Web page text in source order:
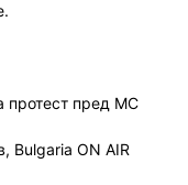
протест пред МС
Bulgaria ON AIR